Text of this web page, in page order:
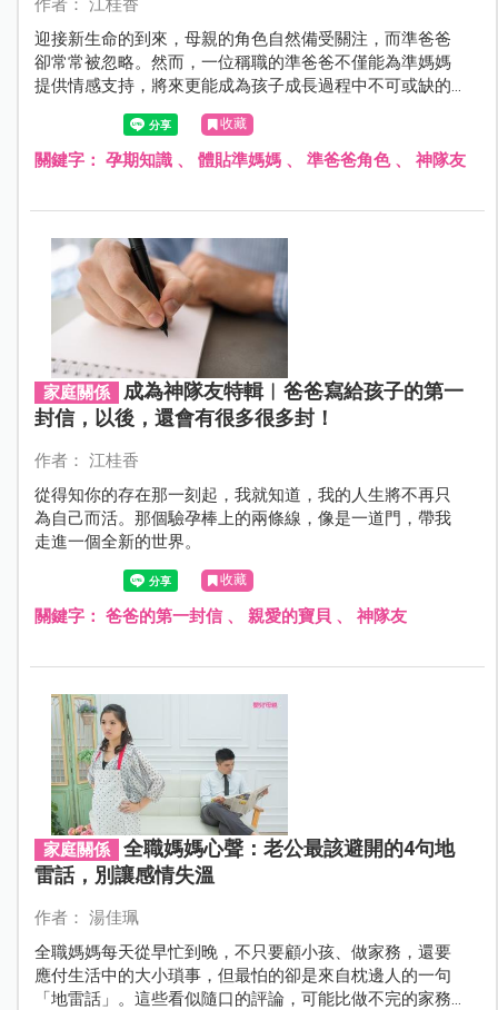
作者： 江桂香
迎接新生命的到來，母親的角色自然備受關注，而準爸爸
卻常常被忽略。然而，一位稱職的準爸爸不僅能為準媽媽
提供情感支持，將來更能成為孩子成長過程中不可或缺的
收藏
關鍵字： 孕期知識、 體貼準媽媽、 準爸爸角色、 神隊友
家庭關係
成為神隊友特輯︱爸爸寫給孩子的第一
封信，以後，還會有很多很多封！
作者： 江桂香
從得知你的存在那一刻起，我就知道，我的人生將不再只
為自己而活。那個驗孕棒上的兩條線，像是一道門，帶我
走進一個全新的世界。
收藏
關鍵字： 爸爸的第一封信、 親愛的寶貝 、 神隊友
家庭關係
全職媽媽心聲：老公最該避開的4句地
雷話，別讓感情失溫
作者： 湯佳珮
全職媽媽每天從早忙到晚，不只要顧小孩、做家務，還要
應付生活中的大小瑣事，但最怕的卻是來自枕邊人的一句
「地雷話」。這些看似隨口的評論，可能比做不完的家務